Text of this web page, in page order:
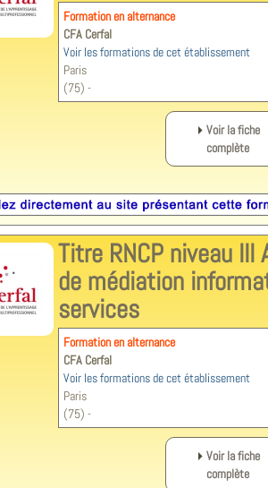
Formation en alternance
CFA Cerfal
Voir les formations de cet établissement
Paris
(75) -
Voir la fiche
complète
Titre RNCP niveau III
de médiation
services
Formation en alternance
CFA Cerfal
Voir les formations de cet établissement
Paris
(75) -
Voir la fiche
complète